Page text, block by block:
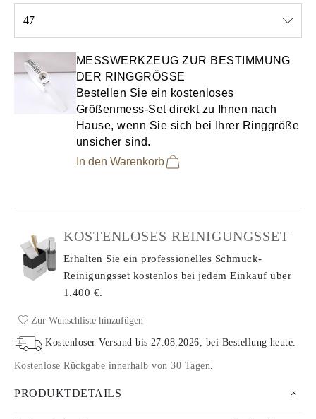
47
MESSWERKZEUG ZUR BESTIMMUNG
DER RINGGRÖSSE
Bestellen Sie ein kostenloses
Größenmess-Set direkt zu Ihnen nach
Hause, wenn Sie sich bei Ihrer Ringgröße
unsicher sind.
In den Warenkorb
KOSTENLOSES REINIGUNGSSET
Erhalten Sie ein professionelles Schmuck-
Reinigungsset kostenlos bei jedem Einkaufüber
1.400 €.
Zur Wunschliste hinzufügen
Kostenloser Versand bis27.08.2026, bei Bestellung heute.
Kostenlose Rückgabe innerhalb von 30 Tagen.
PRODUKTDETAILS